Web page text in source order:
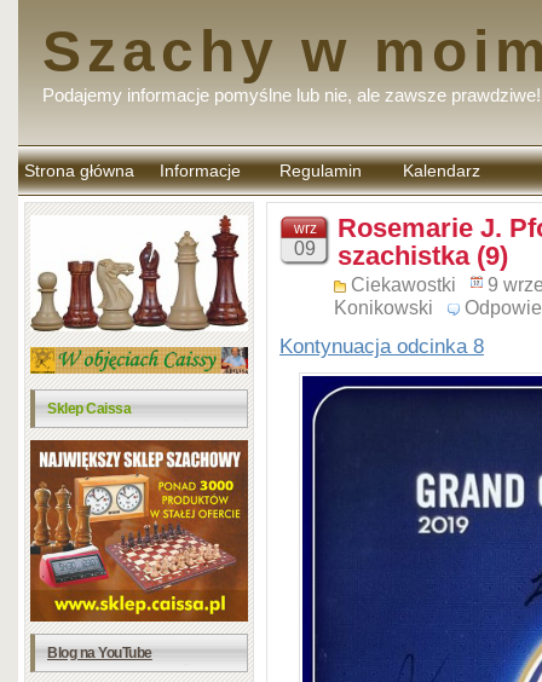
Szachy w
Podajemy informacje pomyślne lub nie, ale zawsze prawdziwe!
Strona główna Informacje Regulamin
komentarzy
Kalendarz
Sklep Caissa
Blog na YouTube
wrz
09
Rosemarie J.
szachistka (9)
Ciekawostki
9
Konikowski
Kontynuacja odcinka 8